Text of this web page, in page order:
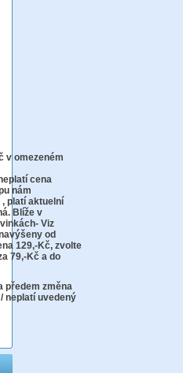
v omezeném
cena
nám
platí aktuelní
Blíže v
Viz
od
129,-Kč, zvolte
79,-Kč a do
předem změna
/ neplatí uvedený